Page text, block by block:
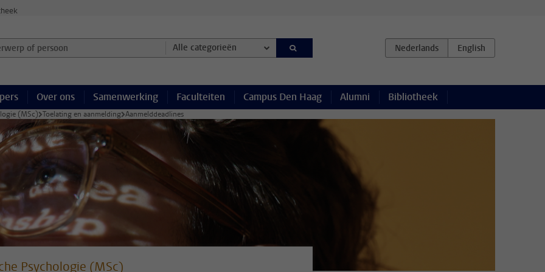
of persoon en selecteer categorie Alle categorieën
Over ons Samenwerking Faculteiten Campus Den Haag Alumni Bibliotheek
(MSc) Toelating en aanmelding Aanmelddeadlines
Psychologie (MSc)